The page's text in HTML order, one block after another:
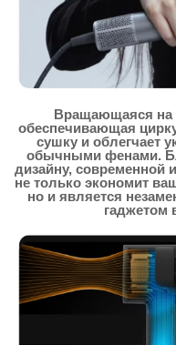
Вращающаяся на
обеспечивающая
сушку и облегчает
обычными фенами.
дизайну, современной
не только экономит
но и является
гаджетом